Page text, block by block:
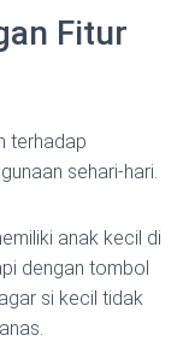
Fitur
terhadap
sehari-hari.
anak kecil di
dengan tombol
si kecil tidak